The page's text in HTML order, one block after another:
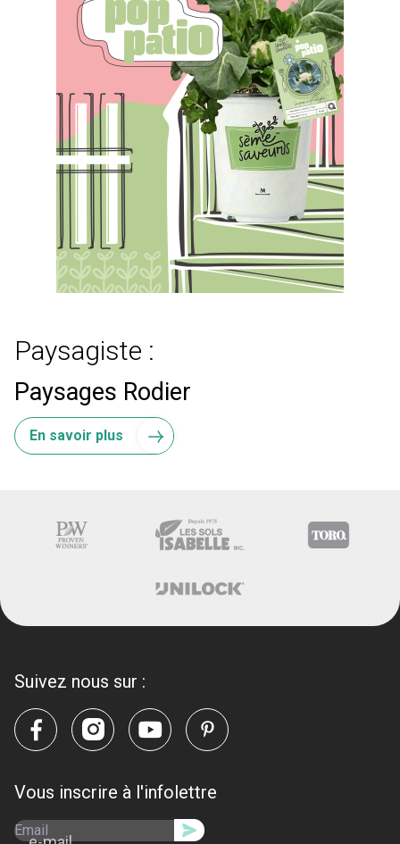
Paysagiste :
Paysages Rodier
En savoir plus
Suivez nous sur :
Vous inscrire à l'infolettre